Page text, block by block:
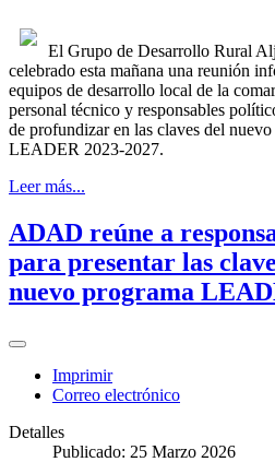
El Grupo de Desarrollo Rural
celebrado esta mañana una reunión
equipos de desarrollo local de la
personal técnico y responsables
de profundizar en las claves del
LEADER 2023-2027.
Leer más...
ADAD reúne a
para presentar las
nuevo programa
Imprimir
Correo electrónico
Detalles
Publicado: 25 Marzo 2026